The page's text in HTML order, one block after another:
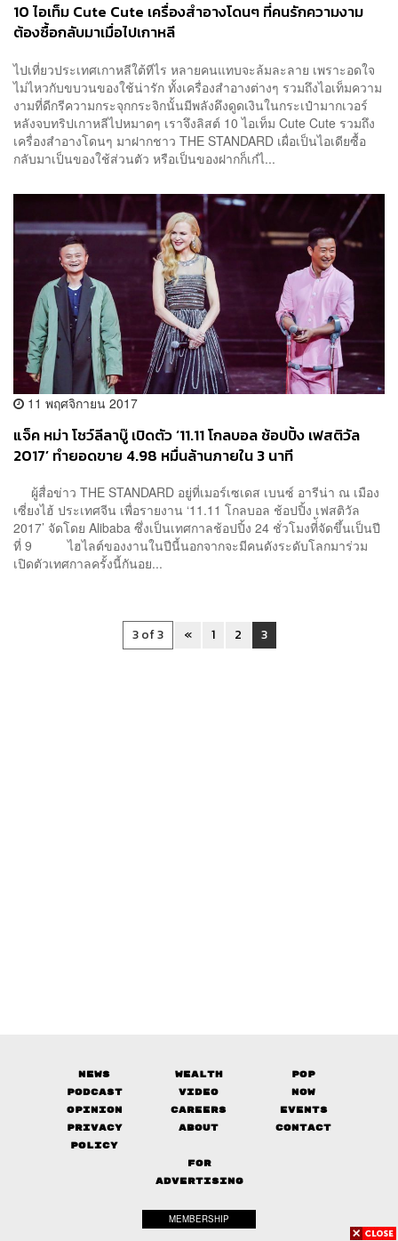
10 ไอเท็ม Cute Cute เครื่องสำอางโดนๆ ที่คนรักความงาม
ต้องซื้อกลับมาเมื่อไปเกาหลี
ไปเที่ยวประเทศเกาหลีใต้ทีไร หลายคนแทบจะล้มละลาย เพราะอดใจ
ไม่ไหวกับขบวนของใช้น่ารัก ทั้งเครื่องสำอางต่างๆ รวมถึงไอเท็มความ
งามที่ดีกรีความกระจุกกระจิกนั้นมีพลังดึงดูดเงินในกระเป๋ามากเวอร์
หลังจบทริปเกาหลีไปหมาดๆ เราจึงลิสต์ 10 ไอเท็ม Cute Cute รวมถึง
เครื่องสำอางโดนๆ มาฝากชาว THE STANDARD เผื่อเป็นไอเดียซื้อ
กลับมาเป็นของใช้ส่วนตัว หรือเป็นของฝากก็เก๋ไ...
11 พฤศจิกายน 2017
แจ็ค หม่า โชว์ลีลาบู๊ เปิดตัว ‘11.11 โกลบอล ช้อปปิ้ง เฟสติวัล
2017’ ทำยอดขาย 4.98 หมื่นล้านภายใน 3 นาที
ผู้สื่อข่าว THE STANDARD อยู่ที่เมอร์เซเดส เบนซ์ อารีน่า ณ เมือง
เซี่ยงไฮ้ ประเทศจีน เพื่อรายงาน ‘11.11 โกลบอล ช้อปปิ้ง เฟสติวัล
2017’ จัดโดย Alibaba ซึ่งเป็นเทศกาลช้อปปิ้ง 24 ชั่วโมงที่ัจัดขึ้นเป็นปี
ที่ 9 ไฮไลต์ของงานในปีนี้นอกจากจะมีคนดังระดับโลกมาร่วม
เปิดตัวเทศกาลครั้งนี้กันอย...
3 of 3 « 1 2 3
News Wealth
Pop
Podcast
Video
Now
Opinion
Careers
Events
Privacy
Policy
About Contact
FOR
ADVERTISING
MEMBERSHIP